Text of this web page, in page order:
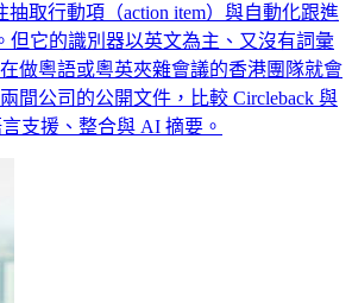
抽取行動項（action item）與自動化跟進
但它的識別器以英文為主、又沒有詞彙
做粵語或粵英夾雜會議的香港團隊就會
間公司的公開文件，比較 Circleback 與
言支援、整合與 AI 摘要。